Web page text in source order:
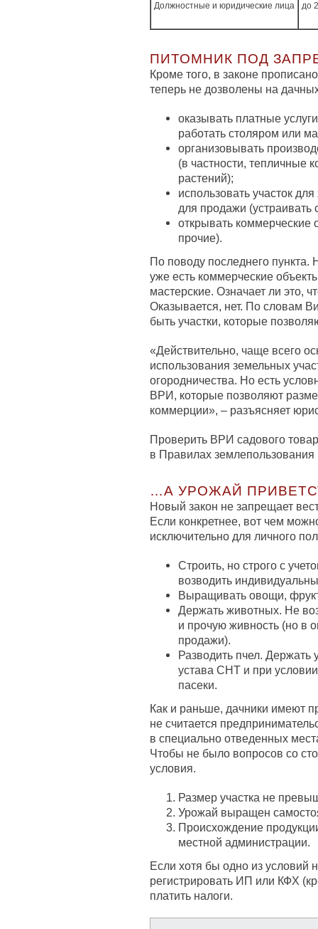
Должностные и юридические лица до
ПИТОМНИК ПОД
Кроме того, в законе
теперь не дозволены на
оказывать платные
работать столяром или
организовывать
(в частности, тепличные
растений);
использовать участок
для продажи (устраивать
открывать коммерческие
прочие).
По поводу последнего пункта.
уже есть коммерческие
мастерские. Означает ли это,
Оказывается, нет. По словам
быть участки, которые
«Действительно, чаще всего
использования земельных
огородничества. Но есть
ВРИ, которые позволяют
коммерции», – разъясняет
Проверить ВРИ садового
в Правилах землепользования
…А УРОЖАЙ
Новый закон не запрещает
Если конкретнее, вот чем
исключительно для личного
Строить, но строго с
возводить
Выращивать овощи,
Держать животных. Не
и прочую живность (но в
продажи).
Разводить пчел. Держать
устава СНТ и при
пасеки.
Как и раньше, дачники имеют
не считается
в специально отведенных
Чтобы не было вопросов со
условия.
Размер участка не
Урожай выращен
Происхождение
местной администрации.
Если хотя бы одно из условий
регистрировать ИП или КФХ
платить налоги.